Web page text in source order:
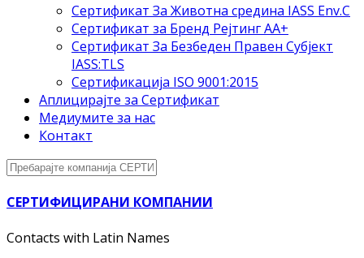
Сертификат За Животна средина IASS Env.C
Сертификат за Бренд Рејтинг АА+
Сертификат За Безбеден Правен Субјект
IASS:TLS
Сертификација ISO 9001:2015
Аплицирајте за Сертификат
Медиумите за нас
Контакт
СЕРТИФИЦИРАНИ КОМПАНИИ
Contacts with Latin Names